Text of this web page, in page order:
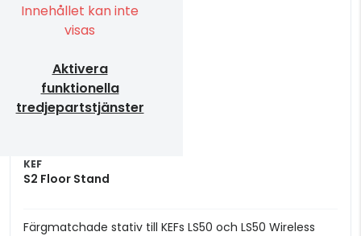
Innehållet kan inte
visas
Aktivera
funktionella
tredjepartstjänster
KEF
S2 Floor Stand
Färgmatchade stativ till KEFs LS50 och LS50 Wireless